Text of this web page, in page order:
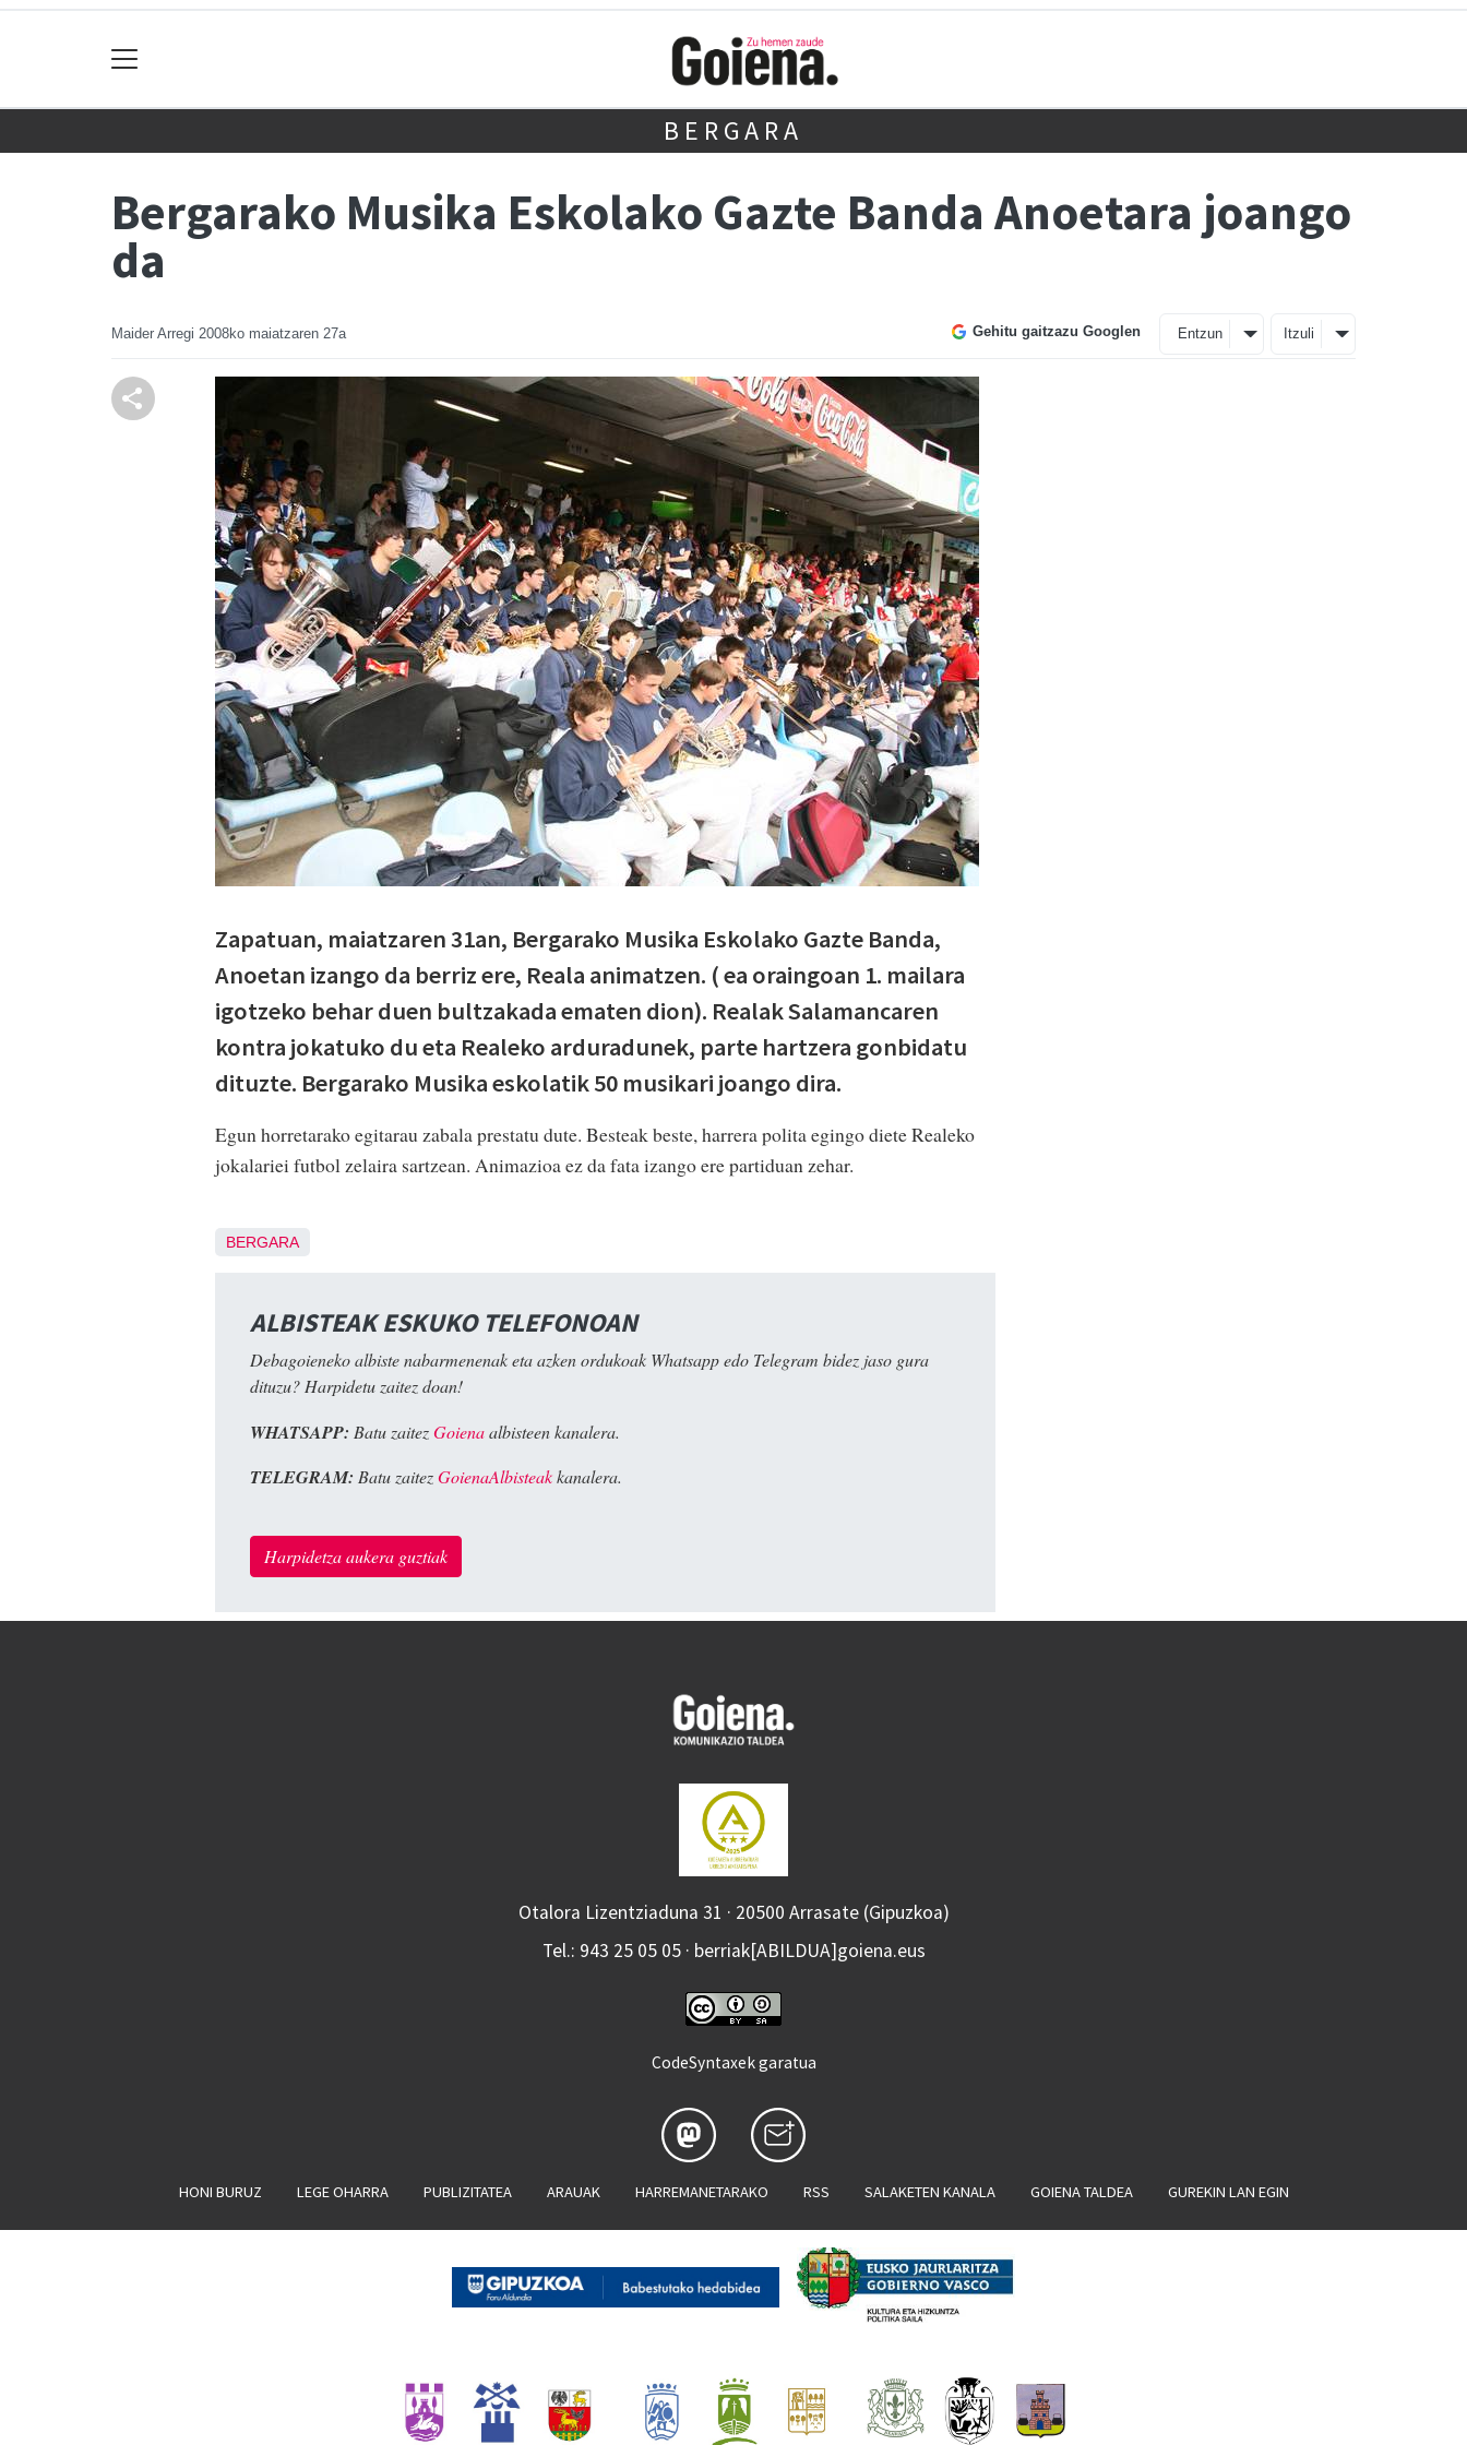
BERGARA
Bergarako Musika Eskolako Gazte Banda Anoetara joango
da
Maider Arregi 2008ko maiatzaren 27a Gehitu gaitzazu Googlen Entzun Itzuli
Zapatuan, maiatzaren 31an, Bergarako Musika Eskolako Gazte Banda,
Anoetan izango da berriz ere, Reala animatzen. ( ea oraingoan 1. mailara
igotzeko behar duen bultzakada ematen dion). Realak Salamancaren
kontra jokatuko du eta Realeko arduradunek, parte hartzera gonbidatu
dituzte. Bergarako Musika eskolatik 50 musikari joango dira.
Egun horretarako egitarau zabala prestatu dute. Besteak beste, harrera polita egingo diete Realeko
jokalariei futbol zelaira sartzean. Animazioa ez da fata izango ere partiduan zehar.
BERGARA
ALBISTEAK ESKUKO TELEFONOAN
Debagoieneko albiste nabarmenenak eta azken ordukoak Whatsapp edo Telegram bidez jaso gura
dituzu? Harpidetu zaitez doan!
WHATSAPP: Batu zaitezGoienaalbisteen kanalera.
TELEGRAM: Batu zaitezGoienaAlbisteakkanalera.
Harpidetza aukera guztiak
Otalora Lizentziaduna 31 · 20500 Arrasate (Gipuzkoa)
Tel.: 943 25 05 05 · berriak[ABILDUA]goiena.eus
CodeSyntaxek garatua
HONI BURUZ LEGE OHARRA PUBLIZITATEA ARAUAK HARREMANETARAKO RSS SALAKETEN KANALA GOIENA TALDEA GUREKIN LAN EGIN